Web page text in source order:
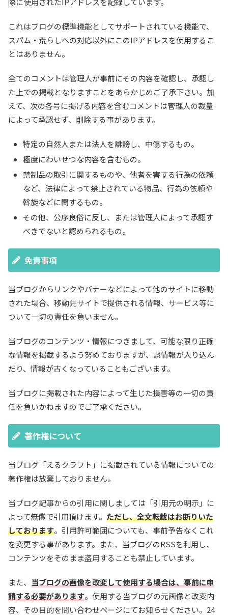
これはブログの標準機能としてサポートされている機能で、
スパム・荒らしへの対応以外にこのIPアドレスを使用するこ
とはありません。
全てのコメントは管理人が事前にその内容を確認し、承認し
た上での掲載となりますことをあらかじめご了承下さい。加
えて、次の各号に掲げる内容を含むコメントは管理人の裁量
によって承認せず、削除する事があります。
特定の自然人または法人を誹謗し、中傷するもの。
極度にわいせつな内容を含むもの。
禁制品の取引に関するものや、他者を害する行為の依頼
など、法律によって禁止されている物品、行為の依頼や
斡旋などに関するもの。
その他、公序良俗に反し、または管理人によって承認す
べきでないと認められるもの。
免責事項
当ブログからリンクやバナーなどによって他のサイトに移動
された場合、移動先サイトで提供される情報、サービス等に
ついて一切の責任を負いません。
当ブログのコンテンツ・情報につきまして、可能な限り正確
な情報を掲載するよう努めておりますが、誤情報が入り込ん
だり、情報が古くなっていることもございます。
当ブログに掲載された内容によって生じた損害等の一切の責
任を負いかねますのでご了承ください。
著作権について
当ブログ「えるクラフト」に掲載されている情報についての
著作権は放棄しておりません。
当ブログ記事からの引用に関しましては「引用元の明示」に
よって無償で引用頂けます。 ただし、全文転載はお断りいた
しております。引用許可範囲についても、事前予告なくこれ
を変更する事があります。また、当ブログのRSSを利用し、
コンテンツをそのまま盗用することも禁止しています。
また、 当ブログの画像を改変して使用する場合は、事前に申
請する必要があります。使用する当ブログの元画像と改変内
容、その目的を問い合わせページにてお知らせください。24